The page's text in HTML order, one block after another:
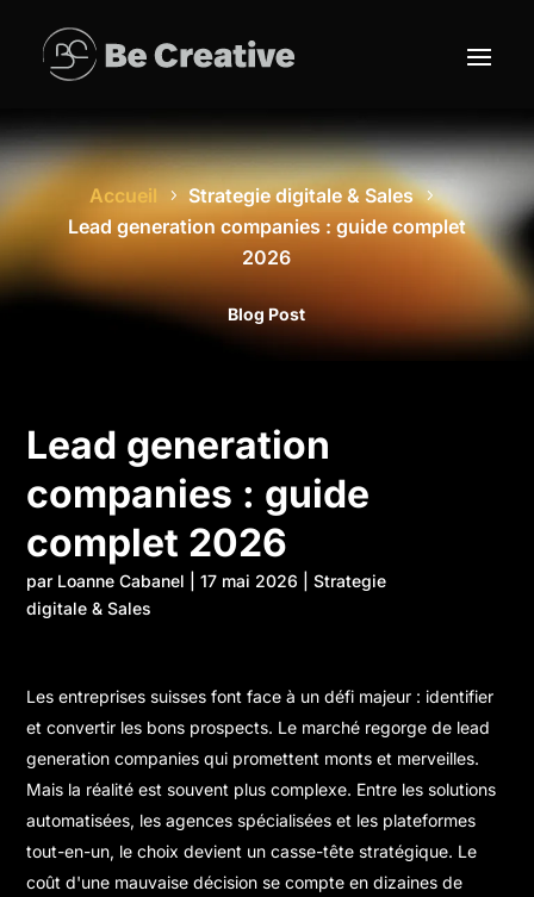
Accueil
Strategie digitale & Sales
Lead generation companies : guide complet
2026
Blog Post
Lead generation
companies : guide
complet 2026
par Loanne Cabanel |17 mai 2026 |Strategie
digitale & Sales
Les entreprises suisses font face à un défi majeur : identifier
et convertir les bons prospects. Le marché regorge de lead
generation companies qui promettent monts et merveilles.
Mais la réalité est souvent plus complexe. Entre les solutions
automatisées, les agences spécialisées et les plateformes
tout-en-un, le choix devient un casse-tête stratégique. Le
coût d'une mauvaise décision se compte en dizaines de